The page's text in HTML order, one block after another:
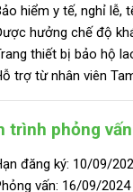
hiểm y tế, nghỉ lễ,
hưởng chế độ
thiết bị bảo hộ
trợ từ nhân viên
trình phỏng
đăng ký: 10/09/
vấn: 16/09/2024